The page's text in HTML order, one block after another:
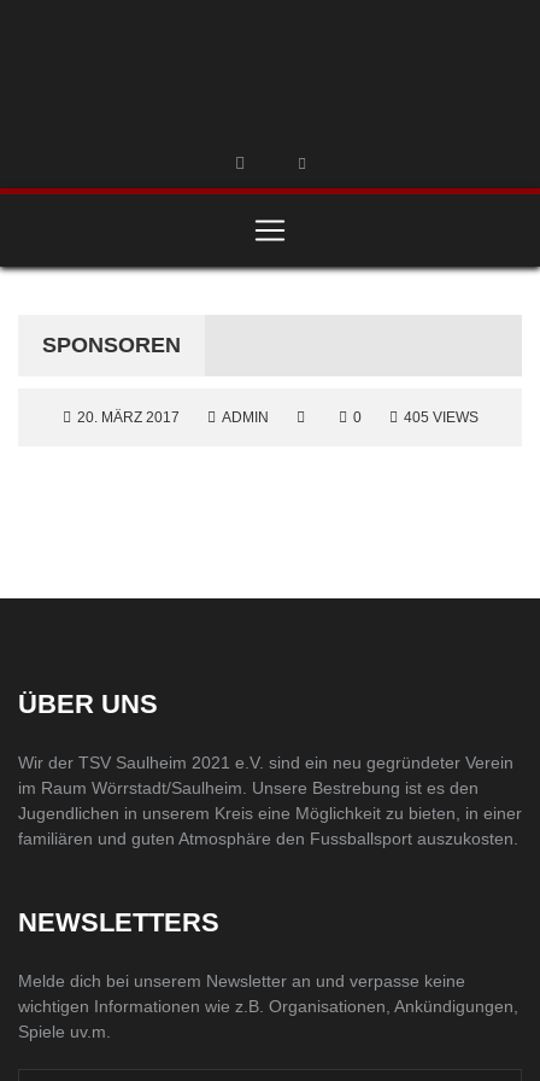
SPONSOREN
20. MÄRZ 2017 ADMIN 0 405 VIEWS
ÜBER UNS
Wir der TSV Saulheim 2021 e.V. sind ein neu gegründeter Verein
im Raum Wörrstadt/Saulheim. Unsere Bestrebung ist es den
Jugendlichen in unserem Kreis eine Möglichkeit zu bieten, in einer
familiären und guten Atmosphäre den Fussballsport auszukosten.
NEWSLETTERS
Melde dich bei unserem Newsletter an und verpasse keine
wichtigen Informationen wie z.B. Organisationen, Ankündigungen,
Spiele uv.m.